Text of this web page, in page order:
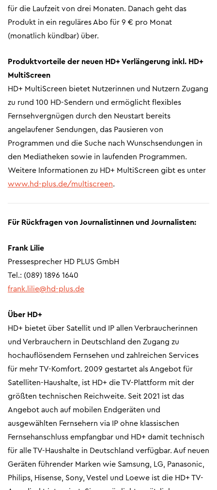
für die Laufzeit von drei Monaten. Danach geht das
Produkt in ein reguläres Abo für 9 € pro Monat
(monatlich kündbar) über.
Produktvorteile der neuen HD+ Verlängerung inkl. HD+
MultiScreen
HD+ MultiScreen bietet Nutzerinnen und Nutzern Zugang
zu rund 100 HD-Sendern und ermöglicht flexibles
Fernsehvergnügen durch den Neustart bereits
angelaufener Sendungen, das Pausieren von
Programmen und die Suche nach Wunschsendungen in
den Mediatheken sowie in laufenden Programmen.
Weitere Informationen zu HD+ MultiScreen gibt es unter
www.hd-plus.de/multiscreen.
Für Rückfragen von Journalistinnen und Journalisten:
Frank Lilie
Pressesprecher HD PLUS GmbH
Tel.: (089) 1896 1640
frank.lilie@hd-plus.de
Über HD+
HD+ bietet über Satellit und IP allen Verbraucherinnen
und Verbrauchern in Deutschland den Zugang zu
hochauflösendem Fernsehen und zahlreichen Services
für mehr TV-Komfort. 2009 gestartet als Angebot für
Satelliten-Haushalte, ist HD+ die TV-Plattform mit der
größten technischen Reichweite. Seit 2021 ist das
Angebot auch auf mobilen Endgeräten und
ausgewählten Fernsehern via IP ohne klassischen
Fernsehanschluss empfangbar und HD+ damit technisch
für alle TV-Haushalte in Deutschland verfügbar. Auf neuen
Geräten führender Marken wie Samsung, LG, Panasonic,
Philips, Hisense, Sony, Vestel und Loewe ist die HD+ TV-